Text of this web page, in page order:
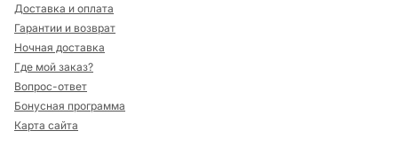
Доставка и оплата
Гарантии и возврат
Ночная доставка
Где мой заказ?
Вопрос-ответ
Бонусная программа
Карта сайта